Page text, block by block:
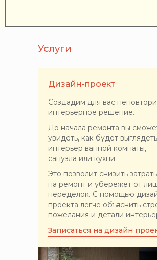
Услуги
Дизайн-проект
Создадим для вас
интерьерное решение.
До начала ремонта вы
увидеть, как будет выглядеть
интерьер ванной комнаты,
санузла или кухни.
Это позволит снизить
на ремонт и убережет от
переделок. С помощью
проекта легче объяснить
пожелания и детали
Записаться на дизайн